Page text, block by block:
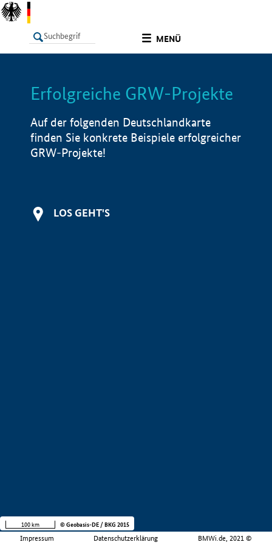
MENÜ
LISTE Info
Erfolgreiche GRW-Projekte
Auf der folgenden Deutschlandkarte
finden Sie konkrete Beispiele erfolgreicher
GRW-Projekte!
LOS GEHT'S
Impressum Datenschutzerklärung BMWi.de, 2021 ©
100 km © Geobasis-DE / BKG 2015